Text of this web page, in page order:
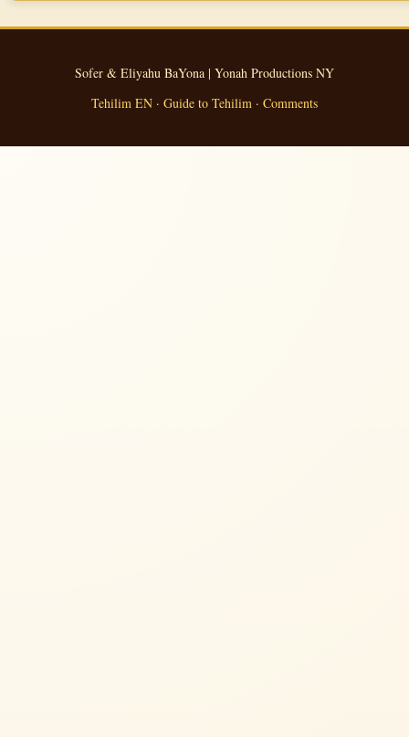
Sofer & Eliyahu BaYona | Yonah Productions NY
Tehilim EN · Guide to Tehilim · Comments